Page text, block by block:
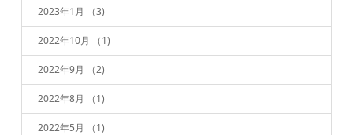
2023年1月 （3)
2022年10月 （1)
2022年9月 （2)
2022年8月 （1)
2022年5月 （1)